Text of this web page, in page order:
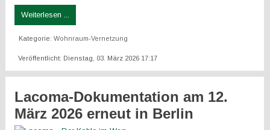
Weiterlesen ...
Kategorie:Wohnraum-Vernetzung
Veröffentlicht: Dienstag, 03. März 2026 17:17
Lacoma-Dokumentation am 12.
März 2026 erneut in Berlin